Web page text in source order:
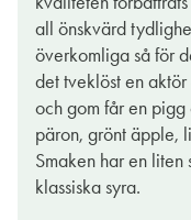
all önskvärd
överkomliga så för
det tveklöst en
och gom får en
päron, grönt äpple,
Smaken har en liten
klassiska syra.
enkelt att placera in i
optimala skulle jag
för mycket folk, alla
får ta med
I detta sammanhang
Riesling kanon. Den